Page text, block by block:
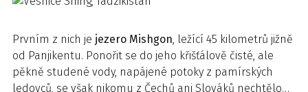
Prvním z nich je jezero Mishgon, ležící 45 kilometrů jižně
od Panjikentu. Ponořit se do jeho křišťálově čisté, ale
pěkně studené vody, napájené potoky z pamírských
ledovců, se však nikomu z Čechů ani Slováků nechtělo…